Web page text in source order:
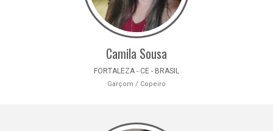
Camila Sousa
FORTALEZA - CE - BRASIL
Garçom / Copeiro